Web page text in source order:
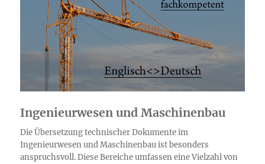
Ingenieurwesen und Maschinenbau
Die Übersetzung technischer Dokumente im
Ingenieurwesen und Maschinenbau ist besonders
anspruchsvoll. Diese Bereiche umfassen eine Vielzahl von